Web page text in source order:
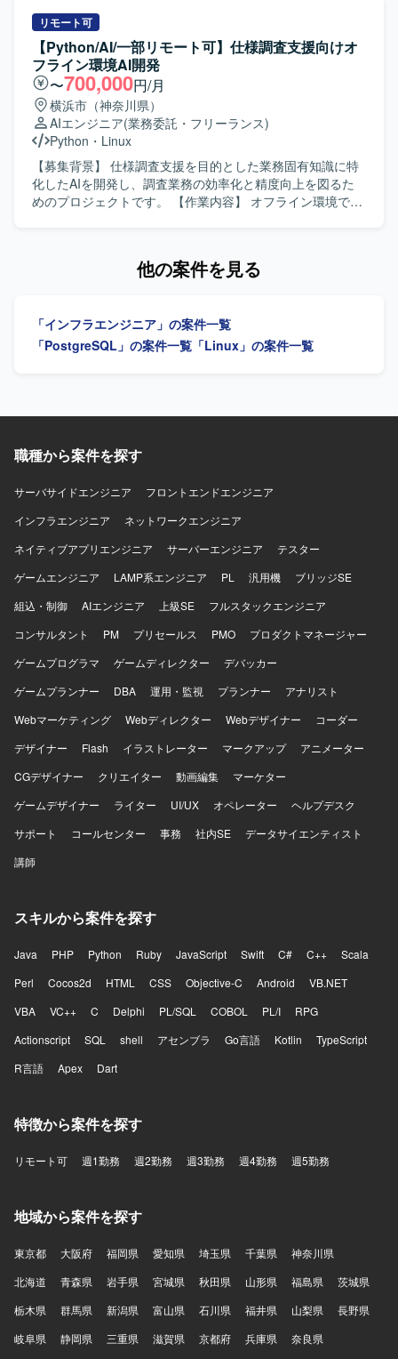
系ミドルウェアとしてApache、Tomcat、Weblogic ver14、
IIS、SVF、Tableauなどを利用しております。 監視には
HinemosやJP1を使用し、TrendMicro関連製品によるセキュ
リティ対策を行っております。 データベースはExadata上
のOracle Rac 19cを利用しており、構成管理や自動化の一
部でAnsibleを活用しております。
流まで一連のプロセスを経験していただけます。 【開発環
境】 プライベートクラウド環境およびAWS環境上のLinuxサ
ーバ（RHEL）を中心としたサーバ基盤を対象とした設計・
構築・移行を行います。
化し、検索・探索・作成・閲覧機能を備えた業務ナレッジ
活用基盤を開発していただきます。検索AI（RAG）・ナレ
ッジグラフ・AI Agent等を活用し、MVP（プロトタイプ）
の開発および実効性検証を実施していただきます。 【求め
る人物像】 新しいAI技術や検索技術のキャッチアップに積
極的で、自ら課題を整理しながらプロトタイプ開発と検証
を推進できる方を求めております。関係者と連携しながら
業務ナレッジ活用のあるべき姿を議論し、柔軟に仕様調整
ができる方が望ましいです。 【ポジションの魅力】 業務マ
ニュアルの構造化から検索AIやナレッジグラフ、AI Agentま
で一連の技術を実案件で試行できる環境であり、最新のAI
のWebアプリケーション開発環境にて、Python、Azure AI
リモート可
【Python/AI/一部リモート可】仕様調査支援向けオ
フライン環境AI開発
〜700,000円/月
横浜市（神奈川県）
AIエンジニア(業務委託・フリーランス)
Python ・ Linux
【募集背景】 仕様調査支援を目的とした業務固有知識に特
化したAIを開発し、調査業務の効率化と精度向上を図るた
めのプロジェクトです。 【作業内容】 オフライン環境で利
インチューニングなど、その他有効な手法を検討しつつ、
物像】 業務固有ドメインの理解を深めながら、最適なAIモ
デル構成やRAG構成を自ら提案し、検証を回しながら粘り
方が望ましいです。 【ポジションの魅力】 オフライン環境
やRAG、ファインチューニングなどの先端技術を実務レベ
ルで活用しながら、要件定義からモデル検証・評価まで一
連のプロセスに関わることができます。ローカル実行を前
提としたモデル運用ノウハウを蓄積できる点も魅力です。
【開発環境】 LinuxサーバやDockerなどのインフラ環境上
発していただきます。OpenAI APIやTransformer系ライブラ
リ、RAG関連コンポーネントなどを組み合わせて環境構築
他の案件を見る
「インフラエンジニア」の案件一覧
「PostgreSQL」の案件一覧 「Linux」の案件一覧
職種から案件を探す
サーバサイドエンジニア
フロントエンドエンジニア
インフラエンジニア
ネットワークエンジニア
ネイティブアプリエンジニア
サーバーエンジニア
テスター
ゲームエンジニア
LAMP系エンジニア PL 汎用機
ブリッジSE
組込・制御
AIエンジニア 上級SE
フルスタックエンジニア
コンサルタント
PM プリセールス PMO
プロダクトマネージャー
ゲームプログラマ
ゲームディレクター
デバッカー
ゲームプランナー
DBA 運用・監視 プランナー
アナリスト
Webマーケティング
Webディレクター Webデザイナー
コーダー
デザイナー
Flash イラストレーター マークアップ
アニメーター
CGデザイナー
クリエイター 動画編集
マーケター
ゲームデザイナー
ライター UI/UX オペレーター
ヘルプデスク
サポート
コールセンター 事務 社内SE
データサイエンティスト
講師
スキルから案件を探す
Java PHP Python Ruby JavaScript Swift C# C++
Scala
Perl
Cocos2d HTML CSS Objective-C Android
VB.NET
VBA
VC++ C Delphi PL/SQL COBOL PL/I
RPG
Actionscript
SQL shell アセンブラ Go言語 Kotlin
TypeScript
R言語
Apex Dart
特徴から案件を探す
リモート可 週1勤務 週2勤務 週3勤務 週4勤務 週5勤務
地域から案件を探す
東京都 大阪府 福岡県 愛知県 埼玉県 千葉県
神奈川県
北海道
青森県 岩手県 宮城県 秋田県 山形県 福島県
茨城県
栃木県
群馬県 新潟県 富山県 石川県 福井県 山梨県
長野県
岐阜県
静岡県 三重県 滋賀県 京都府 兵庫県 奈良県